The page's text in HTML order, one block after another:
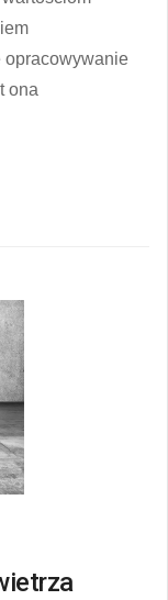
opracowywanie
ona